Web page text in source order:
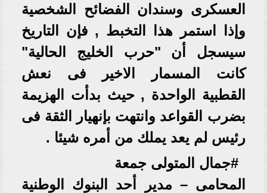
العسكرى وسندان الفضائح الشخصية
وإذا استمر هذا التخبط , فإن التاريخ
سيسجل أن "حرب الخليج الحالية"
كانت المسمار الاخير فى نعش
القطبية الواحدة , حيث بدأت الهزيمة
بضرب القواعد وانتهت بإنهيار الثقة فى
رئيس لم يعد يملك من أمره شيئا .
#جمال المتولى جمعة
المحامى – مدير أحد البنوك الوطنية